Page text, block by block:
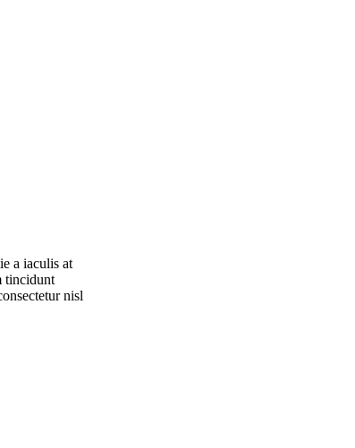
a iaculis at
tincidunt
nisl